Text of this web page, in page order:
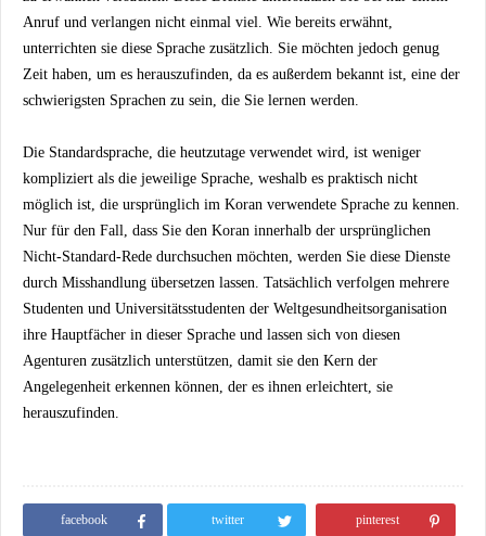
Anruf und verlangen nicht einmal viel. Wie bereits erwähnt,
unterrichten sie diese Sprache zusätzlich. Sie möchten jedoch genug
Zeit haben, um es herauszufinden, da es außerdem bekannt ist, eine der
schwierigsten Sprachen zu sein, die Sie lernen werden.
Die Standardsprache, die heutzutage verwendet wird, ist weniger
kompliziert als die jeweilige Sprache, weshalb es praktisch nicht
möglich ist, die ursprünglich im Koran verwendete Sprache zu kennen.
Nur für den Fall, dass Sie den Koran innerhalb der ursprünglichen
Nicht-Standard-Rede durchsuchen möchten, werden Sie diese Dienste
durch Misshandlung übersetzen lassen. Tatsächlich verfolgen mehrere
Studenten und Universitätsstudenten der Weltgesundheitsorganisation
ihre Hauptfächer in dieser Sprache und lassen sich von diesen
Agenturen zusätzlich unterstützen, damit sie den Kern der
Angelegenheit erkennen können, der es ihnen erleichtert, sie
herauszufinden.
facebook twitter pinterest